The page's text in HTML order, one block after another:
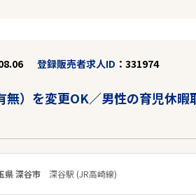
登録販売者求人ID 331974
無）を変更OK／男性の育児休
県 深谷市 深谷駅 (JR高崎線)